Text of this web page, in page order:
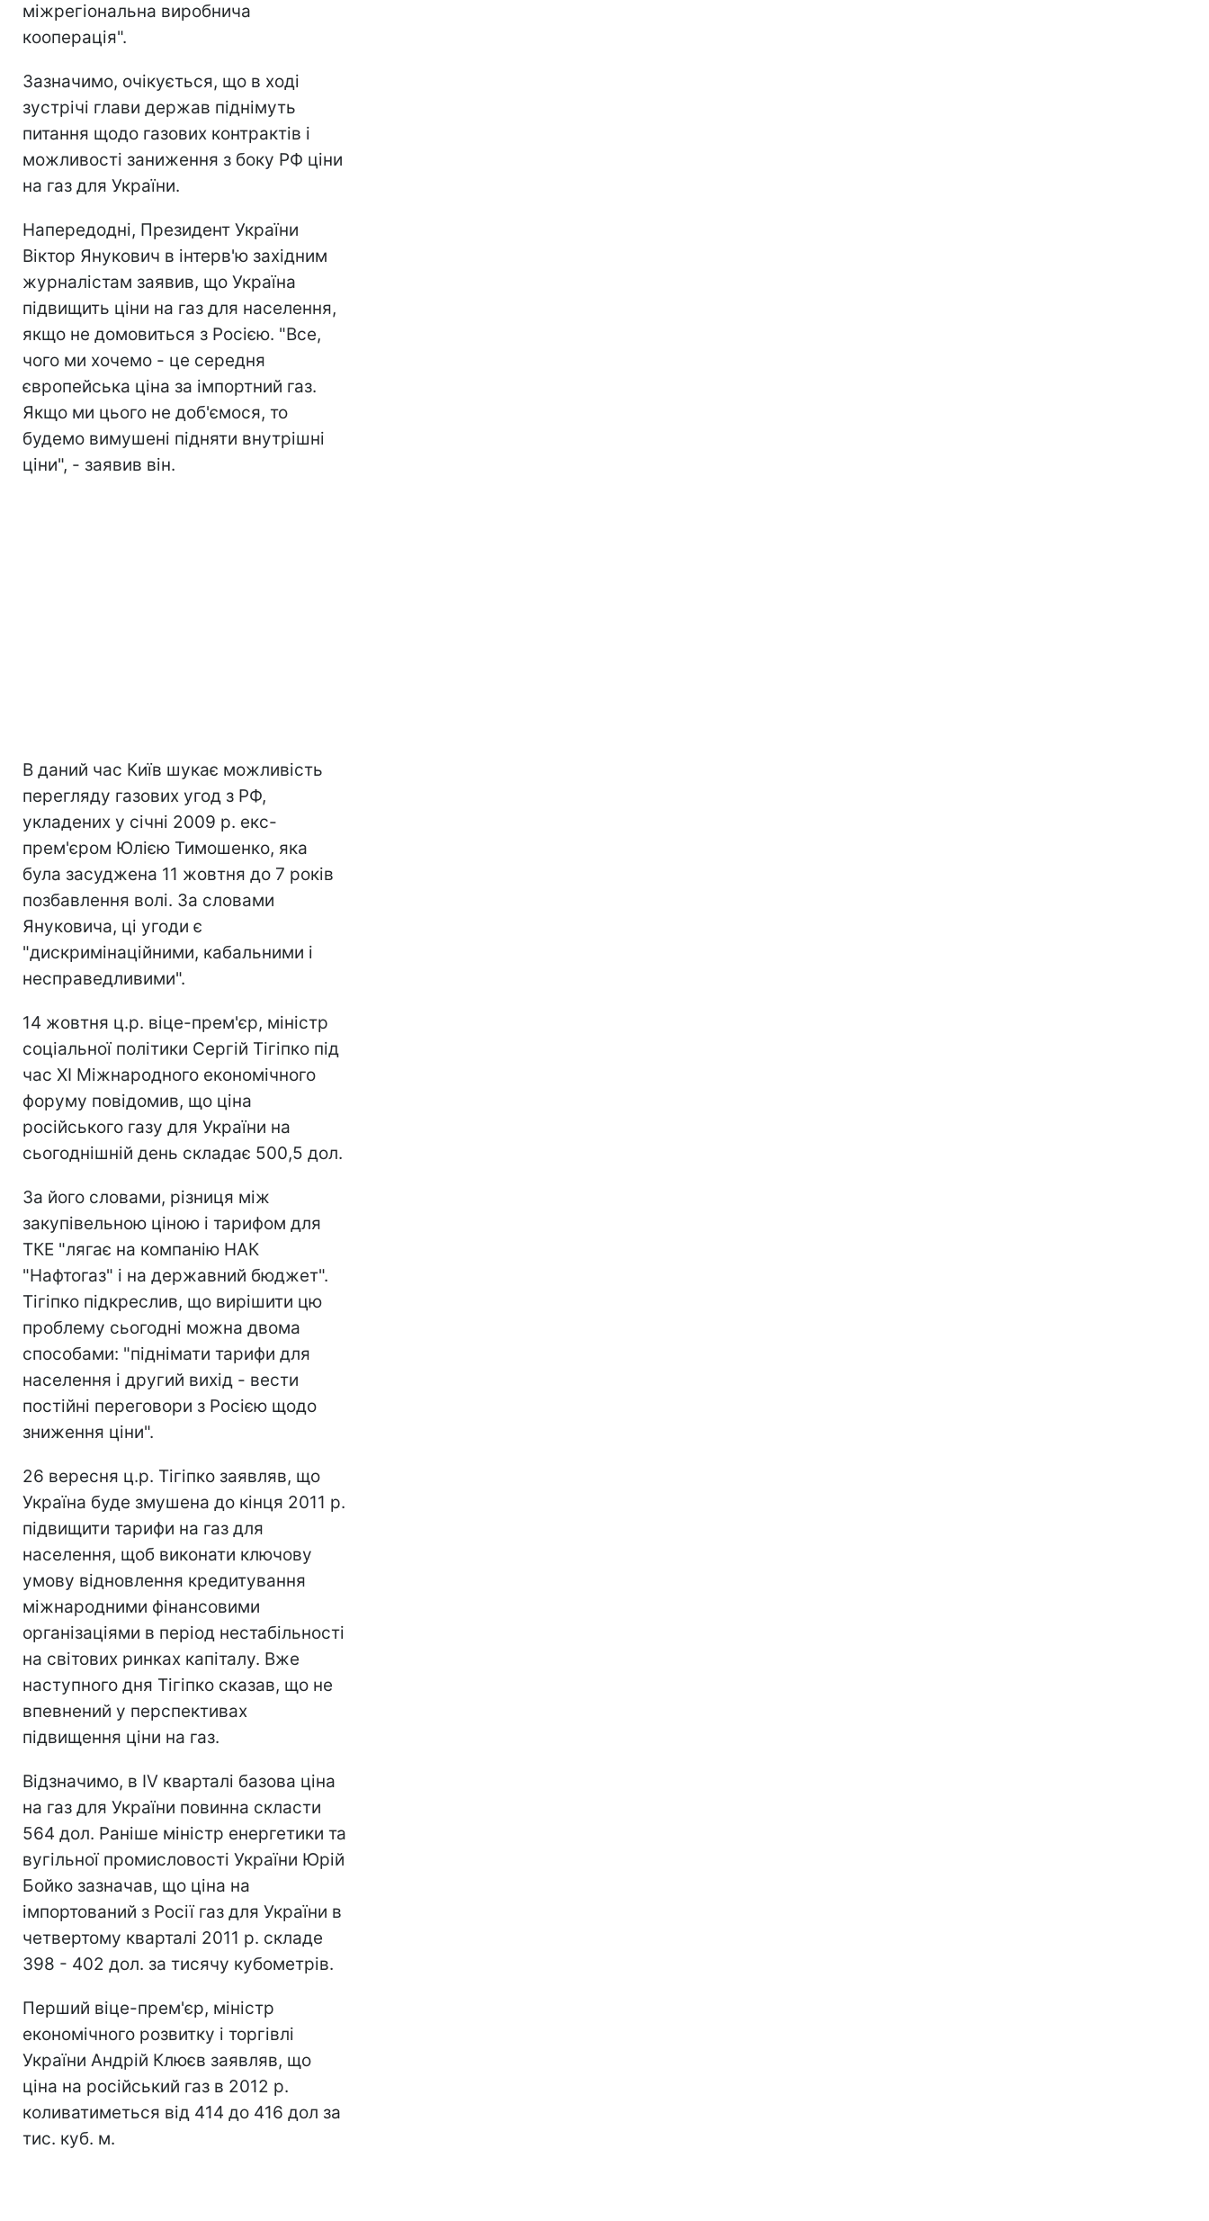
міжрегіональна виробнича
кооперація".
Зазначимо, очікується, що в ході
зустрічі глави держав піднімуть
питання щодо газових контрактів і
можливості заниження з боку РФ ціни
на газ для України.
Напередодні, Президент України
Віктор Янукович в інтерв'ю західним
журналістам заявив, що Україна
підвищить ціни на газ для населення,
якщо не домовиться з Росією. "Все,
чого ми хочемо - це середня
європейська ціна за імпортний газ.
Якщо ми цього не доб'ємося, то
будемо вимушені підняти внутрішні
ціни", - заявив він.
В даний час Київ шукає можливість
перегляду газових угод з РФ,
укладених у січні 2009 р. екс-
прем'єром Юлією Тимошенко, яка
була засуджена 11 жовтня до 7 років
позбавлення волі. За словами
Януковича, ці угоди є
"дискримінаційними, кабальними і
несправедливими".
14 жовтня ц.р. віце-прем'єр, міністр
соціальної політики Сергій Тігіпко під
час XI Міжнародного економічного
форуму повідомив, що ціна
російського газу для України на
сьогоднішній день складає 500,5 дол.
За його словами, різниця між
закупівельною ціною і тарифом для
ТКЕ "лягає на компанію НАК
"Нафтогаз" і на державний бюджет".
Тігіпко підкреслив, що вирішити цю
проблему сьогодні можна двома
способами: "піднімати тарифи для
населення і другий вихід - вести
постійні переговори з Росією щодо
зниження ціни".
26 вересня ц.р. Тігіпко заявляв, що
Україна буде змушена до кінця 2011 р.
підвищити тарифи на газ для
населення, щоб виконати ключову
умову відновлення кредитування
міжнародними фінансовими
організаціями в період нестабільності
на світових ринках капіталу. Вже
наступного дня Тігіпко сказав, що не
впевнений у перспективах
підвищення ціни на газ.
Відзначимо, в IV кварталі базова ціна
на газ для України повинна скласти
564 дол. Раніше міністр енергетики та
вугільної промисловості України Юрій
Бойко зазначав, що ціна на
імпортований з Росії газ для України в
четвертому кварталі 2011 р. складе
398 - 402 дол. за тисячу кубометрів.
Перший віце-прем'єр, міністр
економічного розвитку і торгівлі
України Андрій Клюєв заявляв, що
ціна на російський газ в 2012 р.
коливатиметься від 414 до 416 дол за
тис. куб. м.